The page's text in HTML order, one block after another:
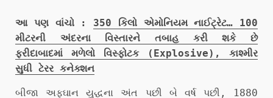
આ પણ વાંચો : 350 કિલો એમોનિયમ નાઈટ્રેટ… 100
મીટરની અંદરના વિસ્તારને તબાહ કરી શકે છે
ફરીદાબાદમાં મળેલો વિસ્ફોટક (Explosive), કાશ્મીર
સુધી ટેરર કનેક્શન
બીજા અફઘાન યુદ્ધના અંત પછી બે વર્ષ પછી, 1880